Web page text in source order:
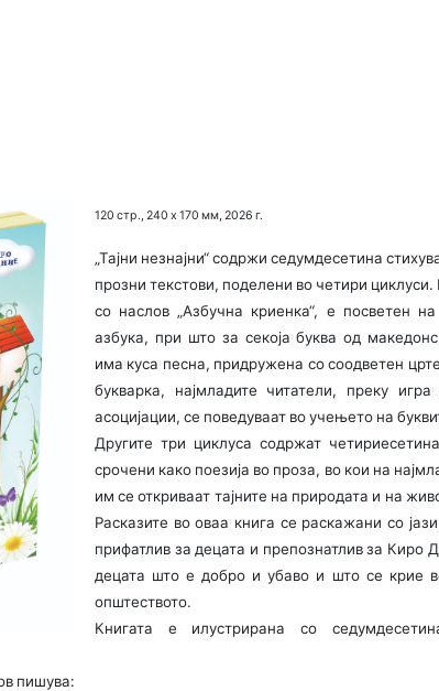
120 стр., 240 х 170 мм, 2026 г.
„Тајни незнајни“ содржи седумдесетина
прозни текстови, поделени во четири циклуси.
со наслов „Азбучна криенка“, е посветен
азбука, при што за секоја буква од
има куса песна, придружена со соодветен
букварка, најмладите читатели, преку
асоцијации, се поведуваат во учењето на
Другите три циклуса содржат
срочени како поезија во проза, во кои на
им се откриваат тајните на природата и на
Расказите во оваа книга се раскажани со
прифатлив за децата и препознатлив за Киро
децата што е добро и убаво и што се крие
општеството.
Книгата е илустрирана со
пишува: